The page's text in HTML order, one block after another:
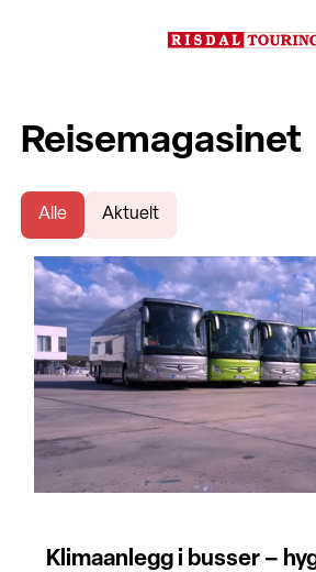
Reisemagasinet
Alle Aktuelt
Klimaanlegg i busser –